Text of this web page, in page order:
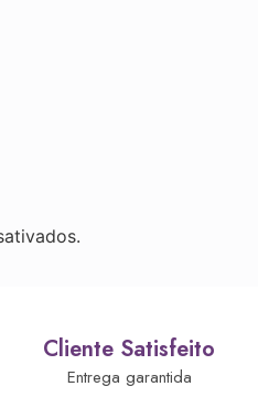
Cliente Satisfeito
Entrega garantida